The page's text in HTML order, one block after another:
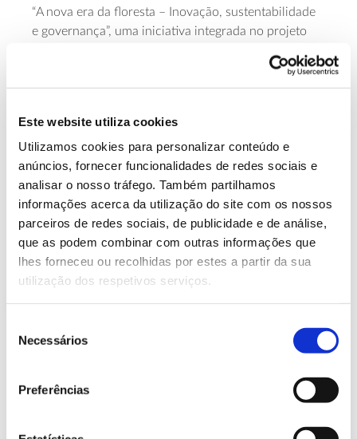
Este website utiliza cookies
Utilizamos cookies para personalizar conteúdo e
anúncios, fornecer funcionalidades de redes sociais e
analisar o nosso tráfego. Também partilhamos
informações acerca da utilização do site com os nossos
parceiros de redes sociais, de publicidade e de análise,
que as podem combinar com outras informações que
lhes forneceu ou recolhidas por estes a partir da sua
utilização dos respetivos serviços.
Necessários
Preferências
“A nova era da floresta – Inovação, sustentabilidade
e governança”, uma iniciativa integrada no projeto
l”, que vai centrar-se no debate sobre novos
modelos de valorização florestal e sobre os desafios
14h00 e a participação é gratuita, mas os
lugaressãolimitados, pelo que se aconselha
inscrição prévia.
Saiba mais
13.07.2026
02.07.2026
Registar galhas de Trichi em acácia-das-espigas: